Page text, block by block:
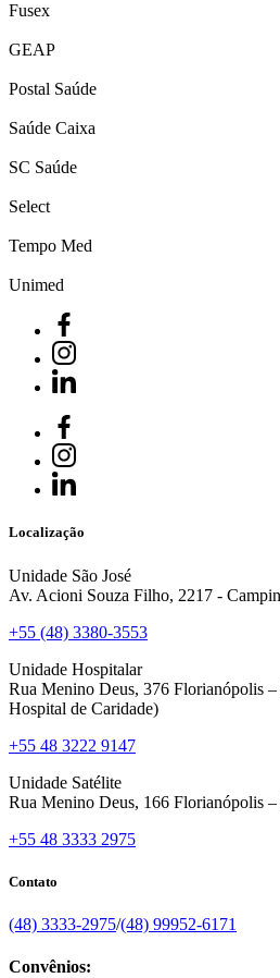
Fusex
GEAP
Postal Saúde
Saúde Caixa
SC Saúde
Select
Tempo Med
Unimed
Localização
Unidade São José
Av. Acioni Souza Filho, 2217 -
+55 (48) 3380-3553
Unidade Hospitalar
Rua Menino Deus, 376 Florianópolis
Hospital de Caridade)
+55 48 3222 9147
Unidade Satélite
Rua Menino Deus, 166 Florianópolis
+55 48 3333 2975
Contato
(48) 3333-2975/(48) 99952-6171
Convênios: